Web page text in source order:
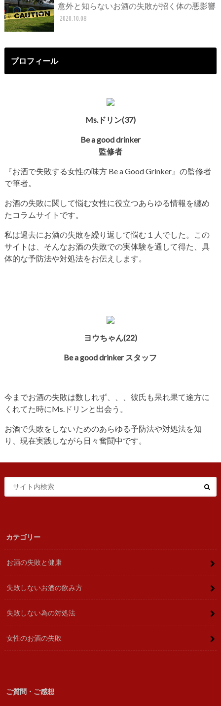
意外と知らないお酒の失敗が招く体の悪影響
2020.10.08
プロフィール
Ms.ドリン(37)
Be a good drinker
監修者
『お酒で失敗する女性の味方Be a Good Grinker』の監修者
で筆者。
お酒の失敗に関して悩む女性に役立つあらゆる情報を纏め
たコラムサイトです。
私は過去にお酒の失敗を繰り返して悩む１人でした。この
サイトは、そんなお酒の失敗での実体験を通して得た、具
体的な予防法や対処法をお伝えします。
ヨウちゃん(22)
Be a good drinker スタッフ
今までお酒の失敗は数しれず、、、彼氏も呆れ果て途方に
くれてた時にMs.ドリンと出会う。
お酒で失敗をしないためのあらゆる予防法や対処法を知
り、現在実践しながら日々奮闘中です。
カテゴリー
お酒の失敗と健康
失敗しないお酒の飲み方
失敗しない為の対処法
女性のお酒の失敗
ご質問・ご感想